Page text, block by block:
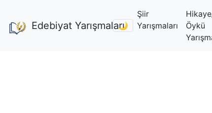
Edebiyat Yarışmaları
🌙
Şiir
Yarışmaları
Öykü